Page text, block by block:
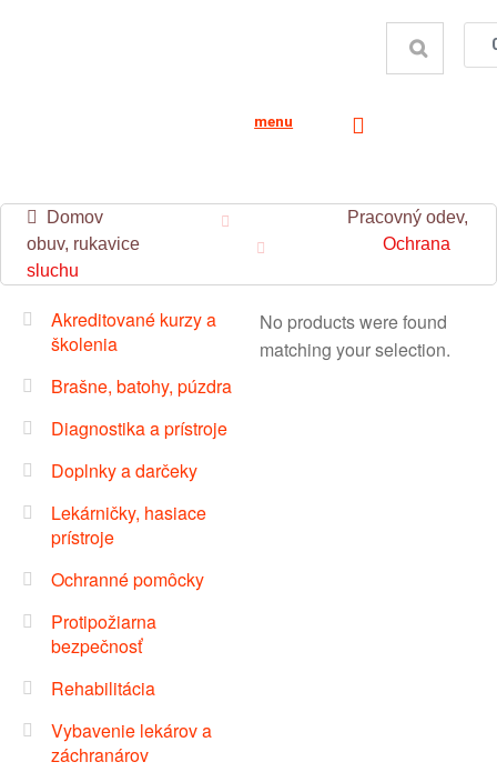
menu
Domov
Pracovný odev,
obuv, rukavice
Ochrana
sluchu
Akreditované kurzy a
školenia
Brašne, batohy, púzdra
Diagnostika a prístroje
Doplnky a darčeky
Lekárničky, hasiace
prístroje
Ochranné pomôcky
Protipožiarna
bezpečnosť
Rehabilitácia
Vybavenie lekárov a
záchranárov
No products were found
matching your selection.